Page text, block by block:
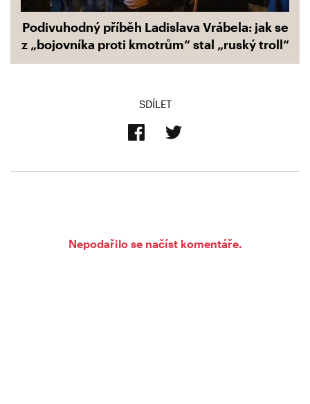
Podivuhodný příběh Ladislava Vrábela: jak se
z „bojovníka proti kmotrům“ stal „ruský troll“
SDÍLET
Nepodařilo se načíst komentáře.